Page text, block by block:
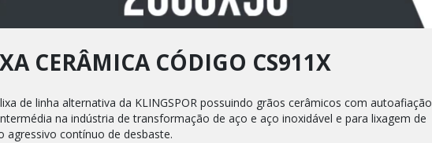
CERÂMICA CÓDIGO CS911X
de linha alternativa da KLINGSPOR possuindo grãos cerâmicos com autoafiação
na indústria de transformação de aço e aço inoxidável e para lixagem de
contínuo de desbaste.